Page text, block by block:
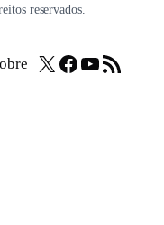
reservados.
X Facebook
Youtube
Feed RSS